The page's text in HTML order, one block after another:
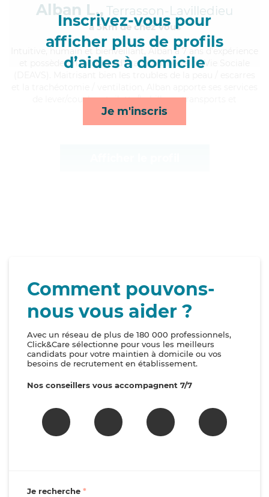
Inscrivez-vous pour
afficher plus de profils
d’aides à domicile
Je m'inscris
Alban L., Terrasson-Lavilledieu
à 5km de chez Vous
, humain et bienveillant, Alban a 7 ans d'expérience
et possède un diplôme d'État d'Auxiliaire de Vie Sociale
de lever/coucher, toilette/habillage, transports et
compagnie/loisirs*
Comment pouvons-
nous vous aider ?
Avec un réseau de plus de 180 000 professionnels,
Click&Care sélectionne pour vous les meilleurs
candidats pour votre maintien à domicile ou vos
besoins de recrutement en établissement.
Nos conseillers vous accompagnent 7/7
Je recherche